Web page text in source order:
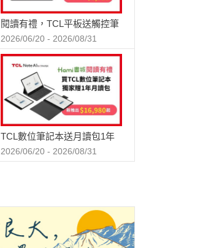
閱讀有禮，TCL平板送觸控筆
2026/06/20 - 2026/08/31
TCL數位筆記本送月讀包1年
2026/06/20 - 2026/08/31